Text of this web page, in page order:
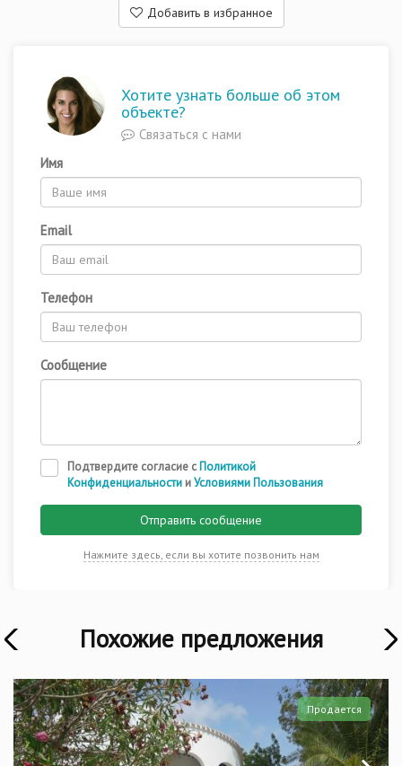
Добавить в избранное
Хотите узнать больше об этом
объекте?
Связаться с нами
Имя
Email
Телефон
Сообщение
Подтвердите согласие с Политикой
Конфиденциальности иУсловиями Пользования
Отправить сообщение
Нажмите здесь, если вы хотите позвонить нам
Похожие предложения
Продается